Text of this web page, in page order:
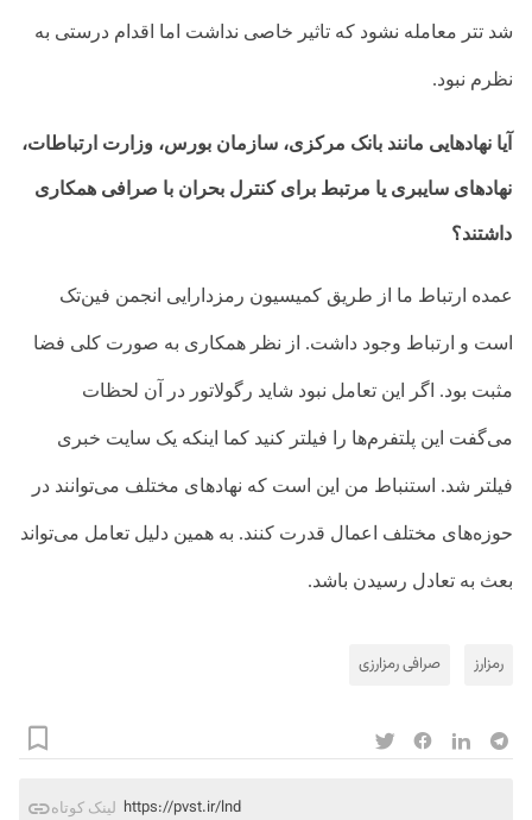
شد تتر معامله نشود که تاثیر خاصی نداشت اما اقدام درستی به
نظرم نبود.
آیا نهادهایی مانند بانک مرکزی، سازمان بورس، وزارت ارتباطات،
نهادهای سایبری یا مرتبط برای کنترل بحران با صرافی همکاری
داشتند؟
عمده ارتباط ما از طریق کمیسیون رمزدارایی انجمن فین‌تک
است و ارتباط وجود داشت. از نظر همکاری به صورت کلی فضا
مثبت بود. اگر این تعامل نبود شاید رگولاتور در آن لحظات
می‌گفت این پلتفرم‌ها را فیلتر کنید کما اینکه یک سایت خبری
فیلتر شد. استنباط من این است که نهادهای مختلف می‌توانند در
حوزه‌های مختلف اعمال قدرت کنند. به همین دلیل تعامل می‌تواند
بعث به تعادل رسیدن باشد.
رمزارز صرافی رمزارزی
لینک کوتاه https://pvst.ir/lnd